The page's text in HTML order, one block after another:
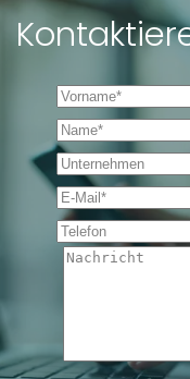
Vorname *
Name *
Unternehmen
E-Mail *
Telefon
Nachricht